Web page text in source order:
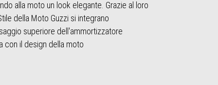
alla moto un look elegante. Grazie al loro
della Moto Guzzi si integrano
superiore dell'ammortizzatore
con il design della moto